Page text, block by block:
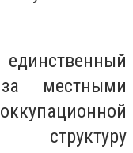
местными
структуру